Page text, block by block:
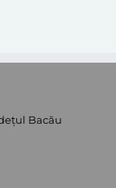
Bacău